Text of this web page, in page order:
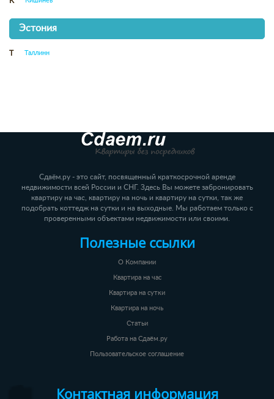
Эстония
Таллинн
Сдаём.ру - это сайт, посвященный краткосрочной аренде
недвижимости всей России и СНГ. Здесь Вы можете забронировать
квартиру на час, квартиру на ночь и квартиру на сутки, так же
подобрать коттедж на сутки и на выходные. Мы работаем только с
проверенными объектами недвижимости или своими.
Полезные ссылки
О Компании
Квартира на час
Квартира на сутки
Квартира на ночь
Статьи
Работа на Сдаём.ру
Пользовательское соглашение
Контактная информация